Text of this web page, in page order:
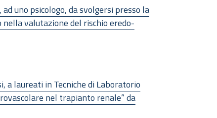
uno psicologo, da svolgersi presso la
valutazione del rischio eredo-
a laureati in Tecniche di Laboratorio
nel trapianto renale” da